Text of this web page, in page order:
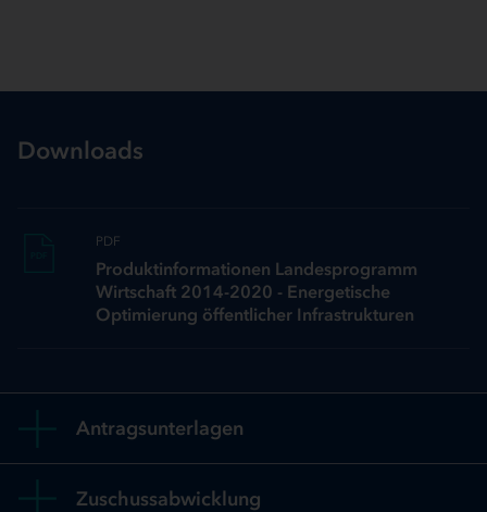
Downloads
PDF
Produktinformationen Landesprogramm
Wirtschaft 2014-2020 - Energetische
Optimierung öffentlicher Infrastrukturen
Antragsunterlagen
Zuschussabwicklung